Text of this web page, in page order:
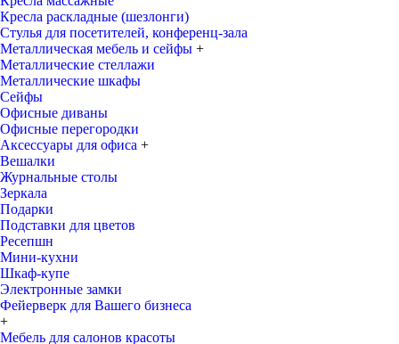
Кресла раскладные (шезлонги)
Стулья для посетителей, конференц-зала
Металлическая мебель и сейфы +
Металлические стеллажи
Металлические шкафы
Сейфы
Офисные диваны
Офисные перегородки
Аксессуары для офиса +
Вешалки
Журнальные столы
Зеркала
Подарки
Подставки для цветов
Ресепшн
Мини-кухни
Шкаф-купе
Электронные замки
Фейерверк для Вашего бизнеса
+
Мебель для салонов красоты